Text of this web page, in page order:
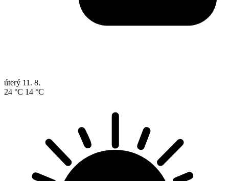
úterý 11. 8.
24 °C 14 °C